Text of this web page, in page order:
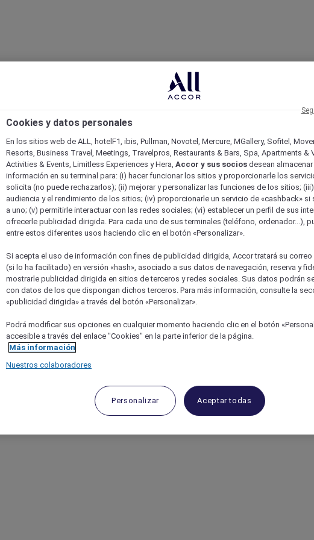
Cookies y datos personales
En los sitios web de ALL, hotelF1, ibis, Pullman, Novotel, Mercure, MGallery, Sofitel,
Resorts, Business Travel, Meetings, Travelpros, Restaurants & Bars, Spa, Apartments &
Activities & Events, Limitless Experiences y Hera, Accor y sus socios desean
información en su terminal para: (i) hacer funcionar los sitios y proporcionarle los
solicita (no puede rechazarlos); (ii) mejorar y personalizar las funciones de los sitios;
audiencia y el rendimiento de los sitios; (iv) proporcionarle un servicio de «cashback» si
a uno; (v) permitirle interactuar con las redes sociales; (vi) establecer un perfil de sus
ofrecerle publicidad dirigida. Para cada uno de sus terminales (teléfono, ordenador...),
entre estos diferentes usos haciendo clic en el botón «Personalizar».
Si acepta el uso de información con fines de publicidad dirigida, Accor tratará su
(si lo ha facilitado) en versión «hash», asociado a sus datos de navegación, reserva y
mostrarle publicidad dirigida en sitios de terceros y redes sociales. Sus datos podrán
con datos de los que dispongan dichos terceros. Para más información, consulte la
«publicidad dirigida» a través del botón «Personalizar».
Podrá modificar sus opciones en cualquier momento haciendo clic en el botón
accesible a través del enlace "Cookies" en la parte inferior de la página.
Más información
Nuestros colaboradores
Personalizar Aceptar todas